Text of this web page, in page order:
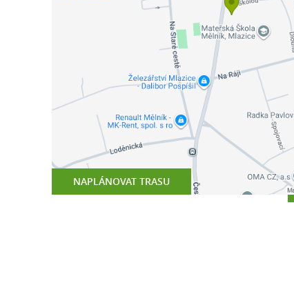
NAPLÁNOVAT TRASU